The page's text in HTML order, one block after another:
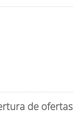
de ofertas